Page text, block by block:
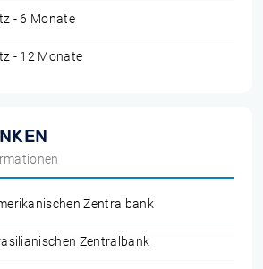
- 6 Monate
- 12 Monate
Zentralbank
Zentralbank